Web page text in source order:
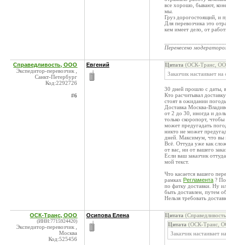
все хорошо, бывают,
мы.
Груз дорогостоящий, и
Для перевозчика это
кем имеет дело, от
Перенесено
Справедливость, ООО
Экспедитор-перевозчик ,
Санкт-Петербург
Код:2292726
#6
Евгений Цитата (ОСК-Транс,
Заказчик настаивает
30 дней прошло с даты,
Кто расчитывал
стоят в ожидании
Доставка Москва-
от 2 до 30, иногда и
только скоропорт,
может предугадать
никто не может
дней. Максимум, что вы
Всё. Оттуда уже как
от вас, ни от вашего
Если ваш заказчик
мой текст.
Что касается вашего
рамках Регламента ?
по фатку доставки. Ну
быть доставлен, путем
Нельзя требовать
ОСК-Транс, ООО
(ИНН:7715924420)
Экспедитор-перевозчик ,
Москва
Код:525456
Осипова Елена Цитата
Цитата (ОСК-Транс,
Заказчик настаивает